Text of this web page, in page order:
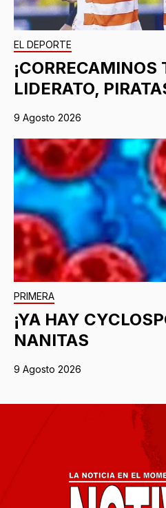
EL DEPORTE
¡CORRECAMINOS
LIDERATO,
9 Agosto 2026
PRIMERA
¡YA HAY
NANITAS
9 Agosto 2026